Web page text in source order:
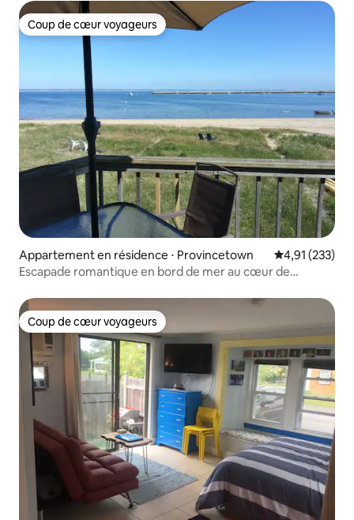
Coup de cœur voyageurs
Coup de cœur voyageurs
Appartement en résidence ⋅ Provincetown Évaluation
4,91 (233)
Escapade romantique en bord de mer au cœur de
Coup de cœur voyageurs
Coup de cœur voyageurs